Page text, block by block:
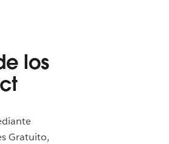
los
Gratuito,